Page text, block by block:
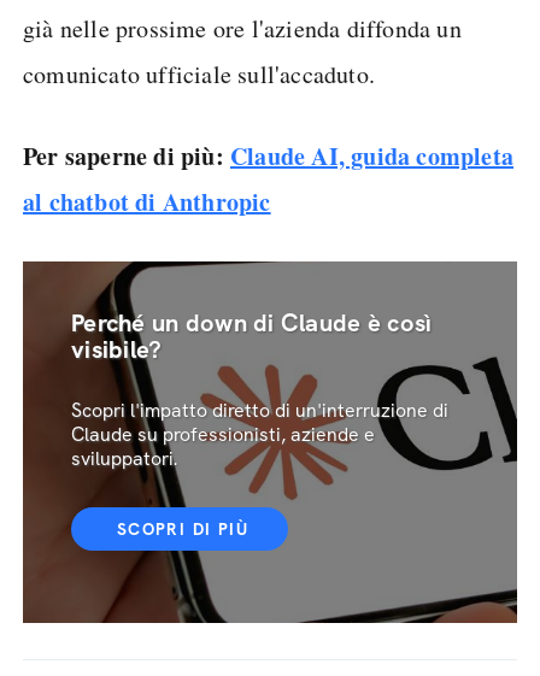
già nelle prossime ore l'azienda diffonda un
comunicato ufficiale sull'accaduto.
Per saperne di più: Claude AI, guida completa
al chatbot di Anthropic
Perché un down di Claude è così
visibile?
Scopri l'impatto diretto di un'interruzione di
Claude su professionisti, aziende e
sviluppatori.
SCOPRI DI PIÙ